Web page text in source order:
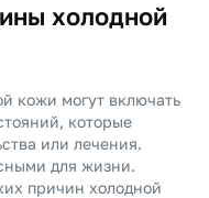
холодной
кожи могут включать
которые
или лечения.
для жизни.
причин холодной